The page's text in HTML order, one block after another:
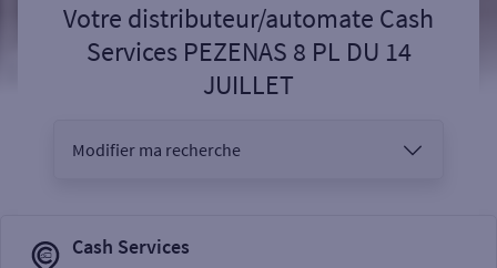
Votre distributeur/automate Cash
Services PEZENAS 8 PL DU 14
JUILLET
Modifier ma recherche
Cash Services